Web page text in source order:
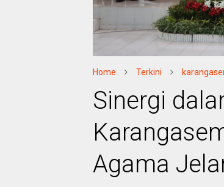
Home Terkini
Sinergi
Agama